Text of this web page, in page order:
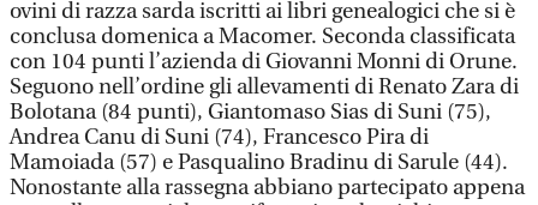
ovini di razza sarda iscritti ai libri genealogici che si è
conclusa domenica a Macomer. Seconda classificata
con 104 punti l’azienda di Giovanni Monni di Orune.
Seguono nell’ordine gli allevamenti di Renato Zara di
Bolotana (84 punti), Giantomaso Sias di Suni (75),
Andrea Canu di Suni (74), Francesco Pira di
Mamoiada (57) e Pasqualino Bradinu di Sarule (44).
Nonostante alla rassegna abbiano partecipato appena